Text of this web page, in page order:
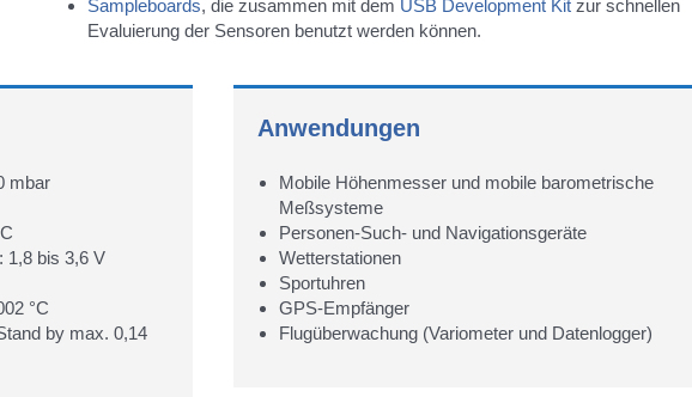
Sampleboards, die zusammen mit dem USB Development Kitzur schnellen
Evaluierung der Sensoren benutzt werden können.
mbar
1,8 bis 3,6 V
°C
by max. 0,14
Anwendungen
Mobile Höhenmesser und mobile barometrische
Meßsysteme
Personen-Such- und Navigationsgeräte
Wetterstationen
Sportuhren
GPS-Empfänger
Flugüberwachung (Variometer und Datenlogger)